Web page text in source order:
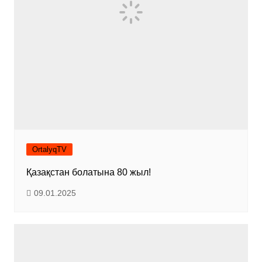
OrtalyqTV
Қазақстан болатына 80 жыл!
09.01.2025